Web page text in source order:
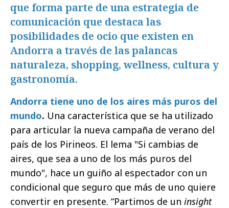
que forma parte de una estrategia de
comunicación que destaca las
posibilidades de ocio que existen en
Andorra a través de las palancas
naturaleza, shopping, wellness, cultura y
gastronomía.
Andorra tiene uno de los aires más puros del
mundo. Una característica que se ha utilizado
para articular la nueva campaña de verano del
país de los Pirineos. El lema "Si cambias de
aires, que sea a uno de los más puros del
mundo", hace un guiño al espectador con un
condicional que seguro que más de uno quiere
convertir en presente. “Partimos de un insight